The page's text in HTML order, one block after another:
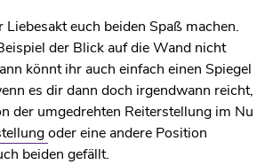
euch beiden Spaß machen.
der Blick auf die Wand nicht
könnt ihr auch einfach einen Spiegel
es dir dann doch irgendwann reicht,
der umgedrehten Reiterstellung im Nu
oder eine andere Position
beiden gefällt.